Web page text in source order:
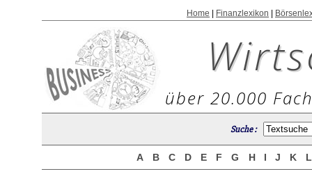
Home Finanzlexikon
über 20.000
Suche :
A B C D E F G H I J K